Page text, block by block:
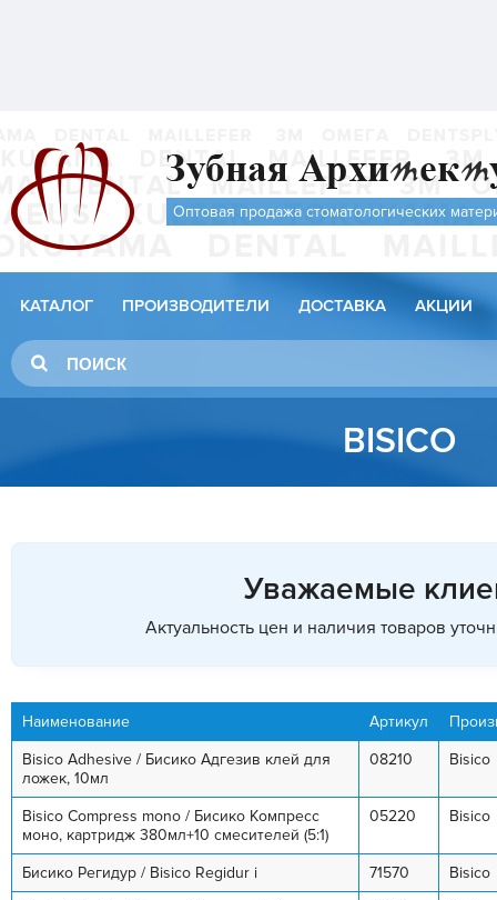
Оптовая продажа стоматологических
КАТАЛОГ ПРОИЗВОДИТЕЛИ ДОСТАВКА АКЦИИ
BISICO
Уважаемые
Актуальность цен и наличия товаров
Наименование Артикул
Bisico Adhesive / Бисико Адгезив клей для
ложек, 10мл
08210 Bisico
Bisico Compress mono / Бисико Компресс
моно, картридж 380мл+10 смесителей (5:1)
05220 Bisico
Бисико Регидур / Bisico Regidur i 71570
Bisico